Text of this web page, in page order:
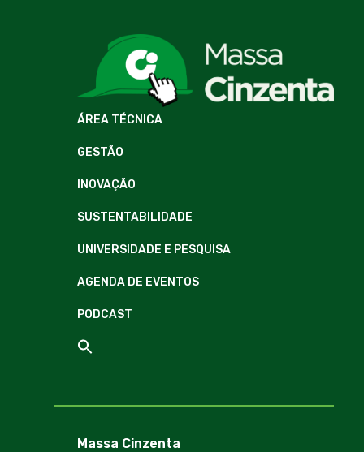
ÁREA TÉCNICA
GESTÃO
INOVAÇÃO
SUSTENTABILIDADE
UNIVERSIDADE E PESQUISA
AGENDA DE EVENTOS
PODCAST
Massa Cinzenta